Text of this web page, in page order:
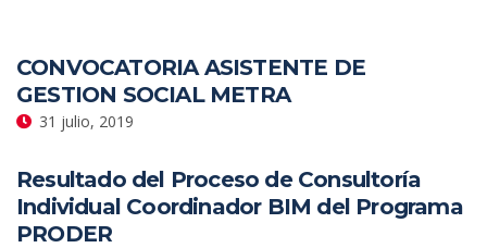
CONVOCATORIA ASISTENTE DE
GESTION SOCIAL METRA
31 julio, 2019
Resultado del Proceso de Consultoría
Individual Coordinador BIM del Programa
PRODER